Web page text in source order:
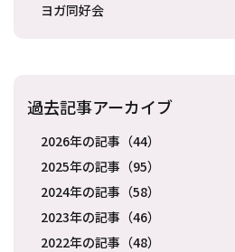
ヨガ同好会
過去記事アーカイブ
2026年の記事（44）
2025年の記事（95）
2024年の記事（58）
2023年の記事（46）
2022年の記事（48）